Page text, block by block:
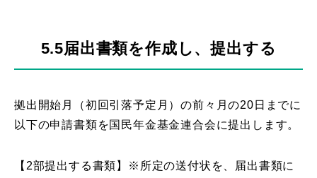
5.5届出書類を作成し、提出する
拠出開始月（初回引落予定月）の前々月の20日までに
以下の申請書類を国民年金基金連合会に提出します。
【2部提出する書類】※所定の送付状を、届出書類に